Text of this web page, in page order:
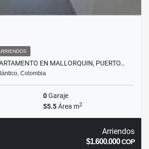
EN MALLORQUIN, PUERTO…
Colombia
0Garaje
55.5Área m2
Arriendos
$1.600.000COP